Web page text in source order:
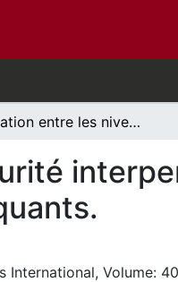
La relation entre les niveaux de maturité interpersonnelle et le "tempo conceptuel" chez des délinquants.
International, Volume: